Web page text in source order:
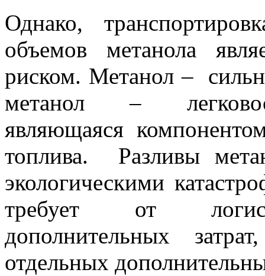
Однако,
объемов метанола
риском. Метанол –
метанол –
являющаяся
топлива. Разливы
экологическими
требует от
дополнительных
отдельных